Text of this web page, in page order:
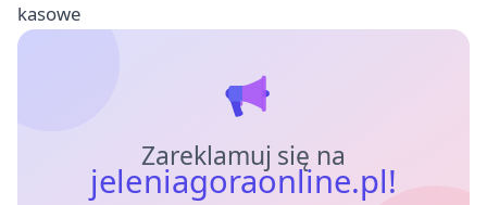
kasowe
Zareklamuj się na
jeleniagoraonline.pl!